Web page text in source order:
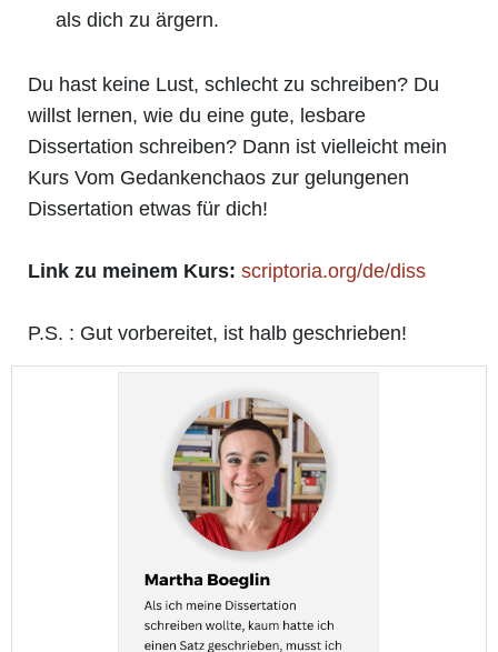
als dich zu ärgern.
Du hast keine Lust, schlecht zu schreiben? Du
willst lernen, wie du eine gute, lesbare
Dissertation schreiben? Dann ist vielleicht mein
Kurs Vom Gedankenchaos zur gelungenen
Dissertation etwas für dich!
Link zu meinem Kurs: scriptoria.org/de/diss
P.S. : Gut vorbereitet, ist halb geschrieben!